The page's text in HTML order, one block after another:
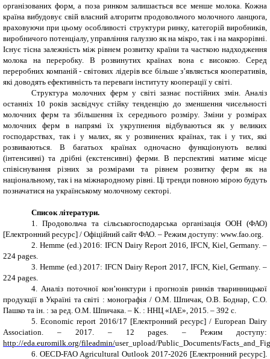
організованих форм, а поза ринком залишається все менше молока. Кожна
країна вибудовує свій власний алгоритм продовольчого молочного ланцюга,
враховуючи при цьому особливості структури ринку, категорій виробників,
виробничого потенціалу, управління галуззю як на мікро, так і на макрорівні.
Існує тісна залежність між рівнем розвитку країни та часткою надходження
молока на переробку. В розвинутих країнах вона є високою. Серед
переробних компаній - світових лідерів все більше з’являється кооперативів,
які доводять ефективність та переваги інституту кооперації у світі.
Структура молочних ферм у світі зазнає постійних змін. Аналіз
останніх 10 років засвідчує стійку тенденцію до зменшення чисельності
молочних ферм та збільшення їх середнього розміру. Зміни у розмірах
молочних ферм в напрямі їх укрупнення відбуваються як у великих
господарствах, так і у малих, як у розвинених країнах, так і у тих, які
розвиваються. В багатьох країнах одночасно функціонують великі
(інтенсивні) та дрібні (екстенсивні) ферми. В перспективі матиме місце
співіснування різних за розмірами та рівнем розвитку ферм як на
національному, так і на міжнародному рівні. Ці тренди повною мірою будуть
позначатися на українському молочному секторі.
Список літератури.
1. Продовольча та сільськогосподарська організація ООН (ФАО)
[Електронний ресурс] / Офіційний сайт ФАО. – Режим доступу: www.fao org
2. Hemme (ed.) 2016: IFCN Dairy Report 2016, IFCN, Kiel, Germany. –
224 pages
3. Hemme (ed.) 2017: IFCN Dairy Report 2017, IFCN, Kiel, Germany. –
224 pages.
4. Аналіз поточної кон’юнктури і прогнозів ринків тваринницької
продукції в Україні та світі : монографія / О.М. Шпичак, О.В. Боднар, С.О.
Пашко та ін. : за ред. О.М. Шпичака. – К. : ННЦ «ІАЕ», 2015. – 392 с.
5.Economic report 201 6/17 [Електронний ресурс]/European Dairy
Association. – 2017. – 12 pages. –Режим доступу:
http://eda.euromilk.org/fileadmin/user_upload/Public_Documents/
6.OECD-FAO AgriculturalOutlook 2017-2026 [Електронний ресурс].